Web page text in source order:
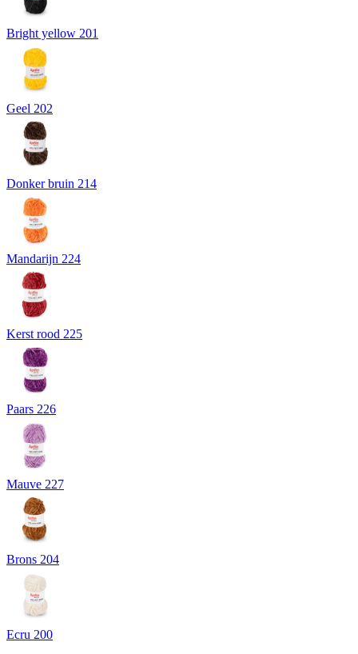
Bright yellow 201
Geel 202
Donker bruin 214
Mandarijn 224
Kerst rood 225
Paars 226
Mauve 227
Brons 204
Ecru 200